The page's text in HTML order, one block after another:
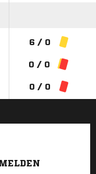
6 / 0
0 / 0
0 / 0